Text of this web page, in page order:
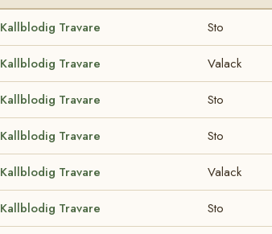
Kallblodig Travare Sto
Kallblodig Travare Valack
Kallblodig Travare Sto
Kallblodig Travare Sto
Kallblodig Travare Valack
Kallblodig Travare Sto